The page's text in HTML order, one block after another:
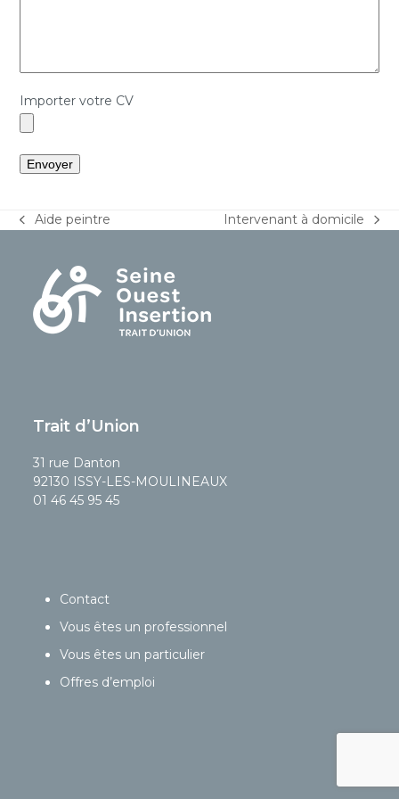
Importer votre CV
previous
Aide peintre
next
Intervenant à domicile
Trait d’Union
31 rue Danton
92130 ISSY-LES-MOULINEAUX
01 46 45 95 45
Contact
Vous êtes un professionnel
Vous êtes un particulier
Offres d’emploi